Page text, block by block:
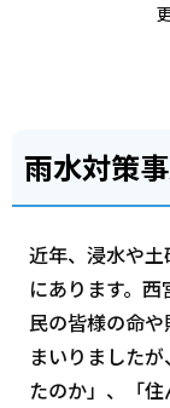
雨水対策
近年、浸水や
にあります。
民の皆様の命
まいりました
たのか」、「